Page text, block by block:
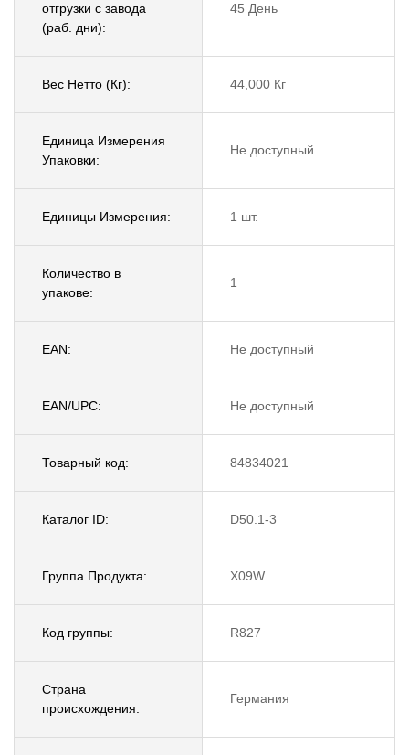
отгрузки с завода
(раб. дни):
45 День
Вес Нетто (Кг): 44,000 Кг
Единица Измерения
Упаковки:
Не доступный
Единицы Измерения: 1 шт.
Количество в
упакове:
1
EAN: Не доступный
EAN/UPC: Не доступный
Товарный код: 84834021
Каталог ID: D50.1-3
Группа Продукта: X09W
Код группы: R827
Страна
происхождения:
Германия